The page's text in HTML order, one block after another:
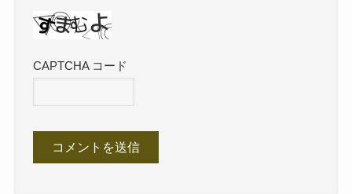
CAPTCHA コード